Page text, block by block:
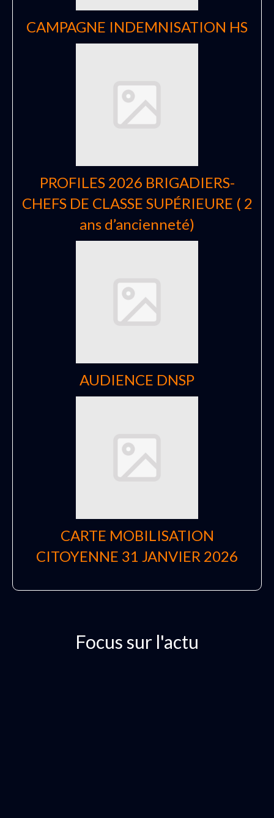
CAMPAGNE INDEMNISATION HS
PROFILES 2026 BRIGADIERS-
CHEFS DE CLASSE SUPÉRIEURE ( 2
ans d’ancienneté)
AUDIENCE DNSP
CARTE MOBILISATION
CITOYENNE 31 JANVIER 2026
Focus sur l'actu